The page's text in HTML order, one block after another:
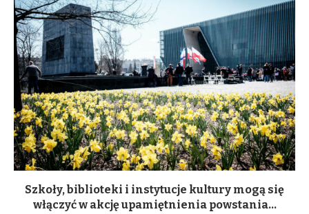
Szkoły, biblioteki i instytucje kultury mogą się
włączyć w akcję upamiętnienia powstania...